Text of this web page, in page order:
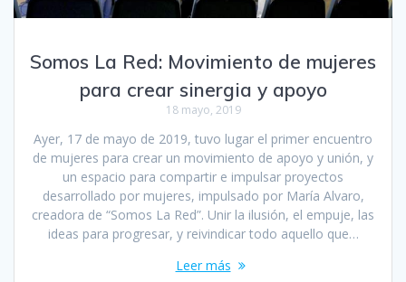
Somos La Red: Movimiento de mujeres
para crear sinergia y apoyo
18 mayo, 2019
Ayer, 17 de mayo de 2019, tuvo lugar el primer encuentro
de mujeres para crear un movimiento de apoyo y unión, y
un espacio para compartir e impulsar proyectos
desarrollado por mujeres, impulsado por María Alvaro,
creadora de “Somos La Red”. Unir la ilusión, el empuje, las
ideas para progresar, y reivindicar todo aquello que…
Leer más